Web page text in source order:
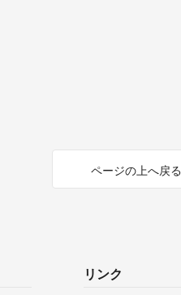
ページの上へ戻る
リンク